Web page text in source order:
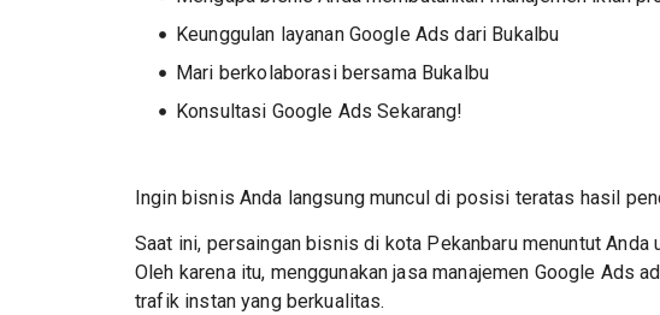
Keunggulan layanan Google Ads dari Bukalbu
Mari berkolaborasi bersama Bukalbu
Konsultasi Google Ads Sekarang!
Ingin bisnis Anda langsung muncul di posisi teratas hasil
Saat ini, persaingan bisnis di kota Pekanbaru menuntut
Oleh karena itu, menggunakan jasa manajemen Google Ads
trafik instan yang berkualitas.